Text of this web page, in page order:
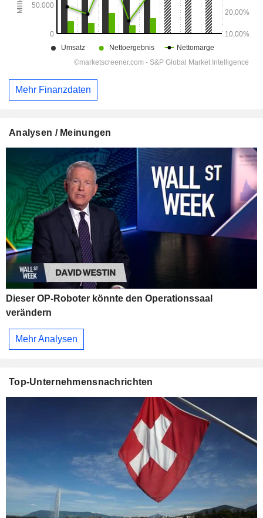
Mehr Finanzdaten
Analysen / Meinungen
Dieser OP-Roboter könnte den Operationssaal
verändern
Mehr Analysen
Top-Unternehmensnachrichten